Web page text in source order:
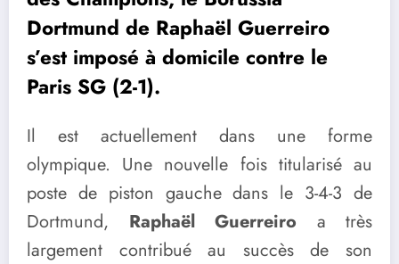
Dortmund de Raphaël Guerreiro
s’est imposé à domicile contre le
Paris SG (2-1).
Il est actuellement dans une forme
olympique. Une nouvelle fois titularisé au
poste de piston gauche dans le 3-4-3 de
Dortmund, Raphaël Guerreiro a très
largement contribué au succès de son